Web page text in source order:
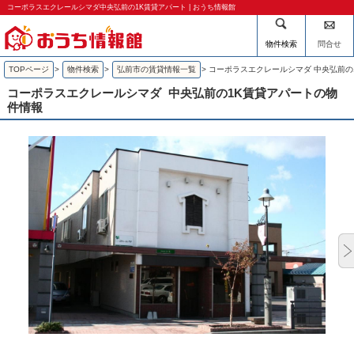
コーポラスエクレールシマダ中央弘前の1K賃貸アパート | おうち情報館
物件検索 問合せ
TOPページ > 物件検索 > 弘前市の賃貸情報一覧 > コーポラスエクレールシマダ 中央弘前
コーポラスエクレールシマダ 中央弘前の1K賃貸アパートの物
件情報